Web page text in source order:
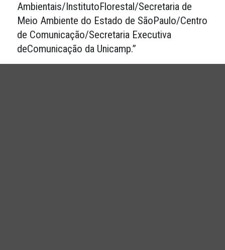
Ambientais/InstitutoFlorestal/Secretaria de
Meio Ambiente do Estado de SãoPaulo/Centro
de Comunicação/Secretaria Executiva
deComunicação da Unicamp.”